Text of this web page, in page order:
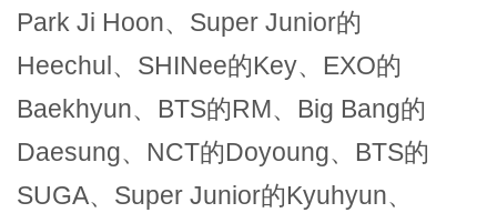
Park Ji Hoon、Super Junior的
Heechul、SHINee的Key、EXO的
Baekhyun、BTS的RM、Big Bang的
Daesung、NCT的Doyoung、BTS的
SUGA、Super Junior的Kyuhyun、